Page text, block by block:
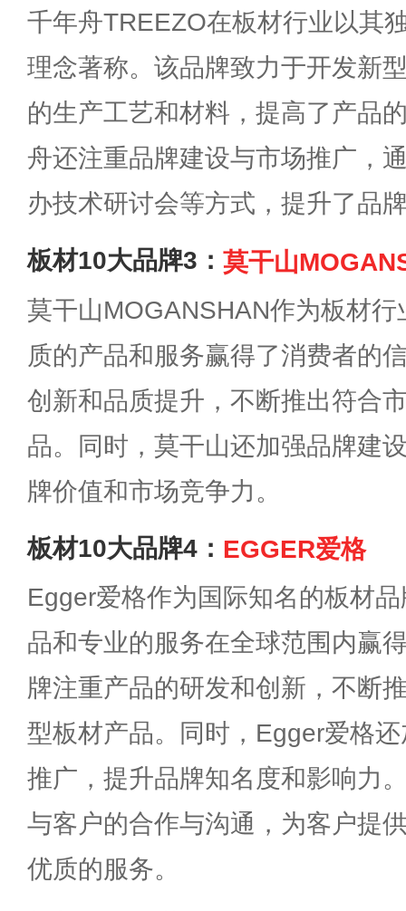
千年舟TREEZO在板材行业以其
理念著称。该品牌致力于开发新
的生产工艺和材料，提高了产品
舟还注重品牌建设与市场推广，
办技术研讨会等方式，提升了品
板材10大品牌3： 莫干山
莫干山MOGANSHAN作为板材
质的产品和服务赢得了消费者的
创新和品质提升，不断推出符合
品。同时，莫干山还加强品牌建
牌价值和市场竞争力。
板材10大品牌4： EGGER爱格
Egger爱格作为国际知名的板材
品和专业的服务在全球范围内赢
牌注重产品的研发和创新，不断
型板材产品。同时，Egger爱格
推广，提升品牌知名度和影响力
与客户的合作与沟通，为客户提
优质的服务。